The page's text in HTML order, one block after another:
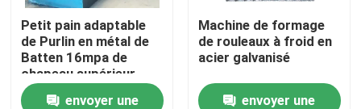
Contactez-nous
Nouvelles
Petit pain adaptable
de Purlin en métal de
Batten 16mpa de
chapeau supérieur
formant la machine
envoyer une
Machine de formage
de rouleaux à froid en
acier galvanisé
envoyer une